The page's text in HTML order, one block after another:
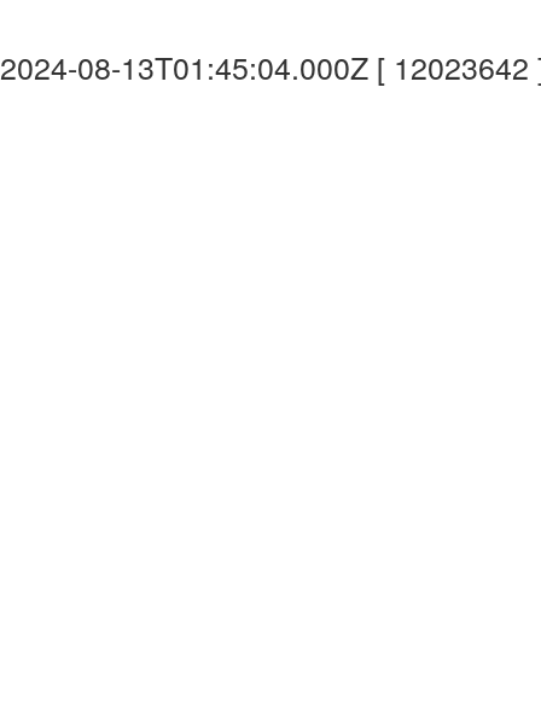
2024-08-13T01:45:04.000Z [ 12023642